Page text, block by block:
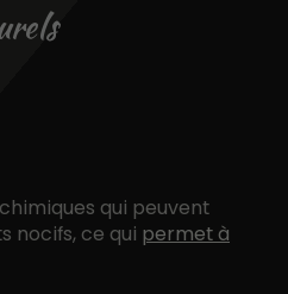
qui peuvent
nocifs, ce qui permet à